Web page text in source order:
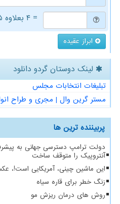
= ۴ بعلاوه ۵
ابراز عقیده
لینک دوستان گردو دانلود
تبلیغات انتخابات مجلس
مستر گرین وال | مجری و طراح
پربیننده ترین ها
دولت ترامپ دسترسی جهانی به
آنتروپیک را متوقف ساخت
این ماشین چینی، آمریکایی است!،
زنگ خطر برای قاره سیاه
روش های درمان ریزش مو